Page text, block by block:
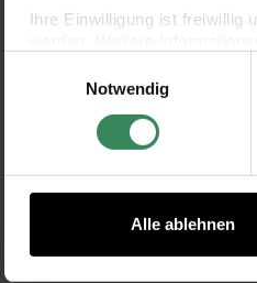
Ihre Einwilligung ist freiwillig
Impressum
Datenschutz
Notwendig
Alle ablehnen